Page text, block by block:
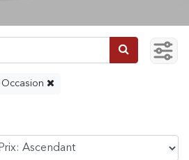
Occasion